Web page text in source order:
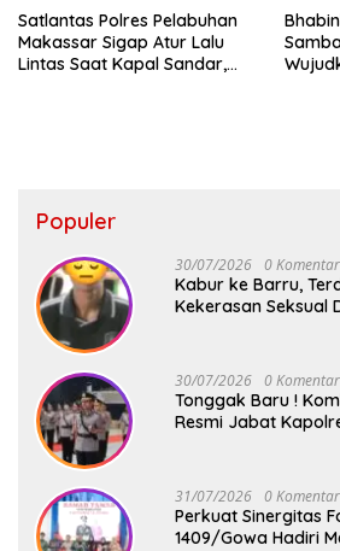
Satlantas Polres Pelabuhan
Makassar Sigap Atur Lalu
Lintas Saat Kapal Sandar,
Populer
30/07/2026 0 Komentar
Kabur ke Barru,
Kekerasan Seksual
30/07/2026 0 Komentar
Tonggak Baru !
Resmi Jabat
31/07/2026 0 Komentar
Perkuat Sinergitas
1409/Gowa Hadiri